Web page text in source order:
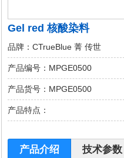
Gel red 核酸染料
品牌：CTrueBlue 菁 传世
产品编号：MPGE0500
产品货号：MPGE0500
产品特点：
产品介绍 技术参数